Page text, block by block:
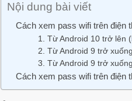
Nội dung bài viết
Cách xem pass wifi trên điện
1. Từ Android 10 trở lên
2. Từ Android 9 trở
3. Từ Android 9 trở
Cách xem pass wifi trên điện